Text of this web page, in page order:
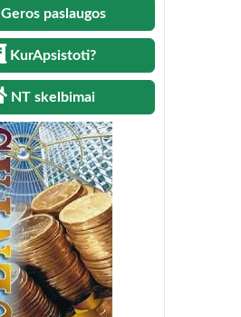
Geros paslaugos
KurApsistoti?
NT skelbimai